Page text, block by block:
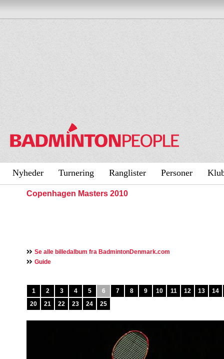
Nyheder Turnering Ranglister Personer
Copenhagen Masters 2010
Se alle billedalbum fra BadmintonDenmark.com
Guide
1 2 3 4 5 6 7 8 9 10 11 12 13
14
20
21 22 23 24 25